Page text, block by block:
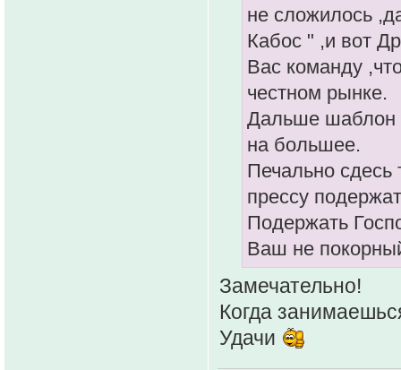
не сложилось
Кабос " ,и вот
Вас команду
честном рынке.
Дальше шаблон
на большее.
Печально
прессу
Подержать
Ваш не
Замечательно!
Когда
Удачи